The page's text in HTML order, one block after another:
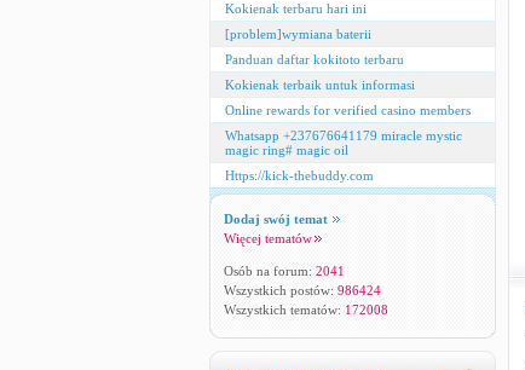
Kokienak terbaru hari ini
[problem]wymiana baterii
Panduan daftar kokitoto terbaru
Kokienak terbaik untuk informasi
Online rewards for verified casino members
Whatsapp +237676641179 miracle mystic
magic ring# magic oil
Https://kick-thebuddy.com
Dodaj swój temat
Więcej tematów
Osób na forum: 2041
Wszystkich postów: 986424
Wszystkich tematów: 172008